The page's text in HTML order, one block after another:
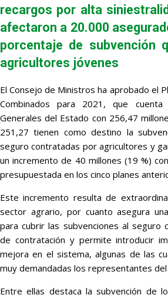
recargos por alta
afectaron a 20.000
porcentaje de subvención
agricultores jóvenes
El Consejo de Ministros ha aprobado el
Combinados para 2021, que
Generales del Estado con 256,47
251,27 tienen como destino la
seguro contratadas por agricultores y
un incremento de 40 millones (19 %)
presupuestada en los cinco planes
Este incremento resulta de
sector agrario, por cuanto asegura
para cubrir las subvenciones al seguro
de contratación y permite introducir
mejora en el sistema, algunas de las
muy demandadas los representantes
Entre ellas destaca la subvención de